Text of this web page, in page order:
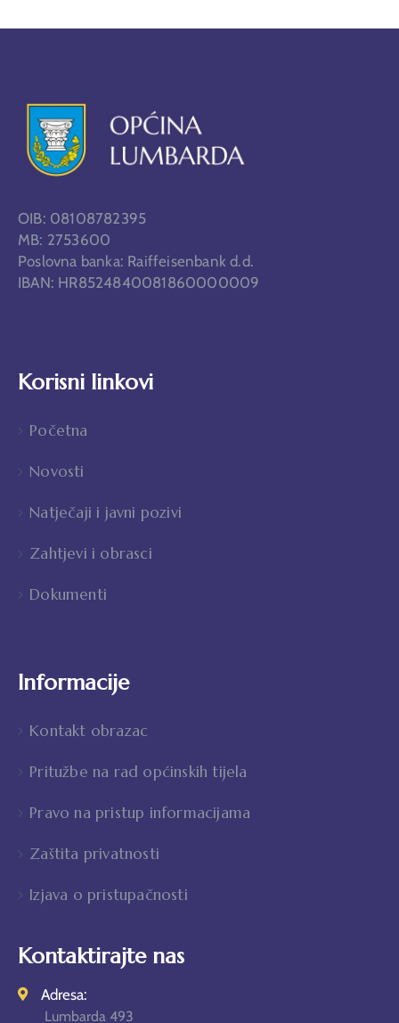
OIB: 08108782395
MB: 2753600
Poslovna banka: Raiffeisenbank d.d.
IBAN: HR8524840081860000009
Korisni linkovi
Početna
Novosti
Natječaji i javni pozivi
Zahtjevi i obrasci
Dokumenti
Informacije
Kontakt obrazac
Pritužbe na rad općinskih tijela
Pravo na pristup informacijama
Zaštita privatnosti
Izjava o pristupačnosti
Kontaktirajte nas
Adresa:
Lumbarda 493